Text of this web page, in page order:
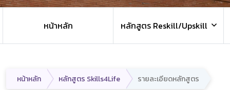
หน้าหลัก หลักสูตร Reskill/Upskill
หน้าหลัก หลักสูตร Skills4Life รายละเอียดหลักสูตร